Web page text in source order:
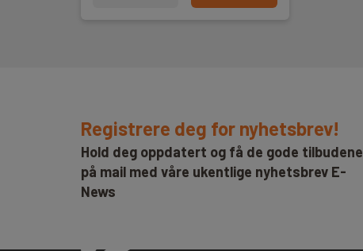
Registrere deg for nyhetsbrev!
Hold deg oppdatert og få de gode tilbudene
på mail med våre ukentlige nyhetsbrev E-
News